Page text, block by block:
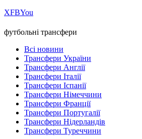
ХFBYou
футбольні трансфери
Всі новини
Трансфери України
Трансфери Англії
Трансфери Італії
Трансфери Іспанії
Трансфери Німеччини
Трансфери Франції
Трансфери Португалії
Трансфери Нідерландів
Трансфери Туреччини